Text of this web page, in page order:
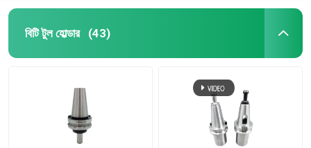
ইআর কোলেট
সিএনসি পুল স্টাড
ঘূর্ণায়মান কেন্দ্র
বিটি টুল হোল্ডার (43)